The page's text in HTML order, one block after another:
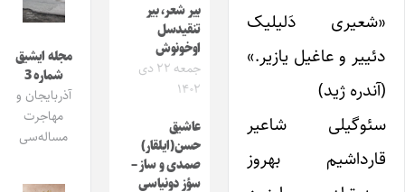
«شعیری دَلیلیک
دئییر و عاغیل یازیر.»
(آندره ژید)
سئوگیلی شاعیر
قارداشیم بهروز
بیر شعر، بیر
تنقیدسل
اوخونوش
جمعه ۲۲ دی
۱۴۰۲
عاشیق
حسن(ایلقار)
صمدی و ساز –
سؤز دونیاسی
مجله ایشیق
شماره 3
آذربایجان و
مهاجرت
مساله‌سی